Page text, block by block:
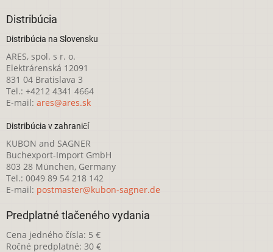
Distribúcia
Distribúcia na Slovensku
ARES, spol. s r. o.
Elektrárenská 12091
831 04 Bratislava 3
Tel.: +4212 4341 4664
E-mail: ares@ares.sk
Distribúcia v zahraničí
KUBON and SAGNER
Buchexport-Import GmbH
803 28 München, Germany
Tel.: 0049 89 54 218 142
E-mail: postmaster@kubon-sagner.de
Predplatné tlačeného vydania
Cena jedného čísla: 5 €
Ročné predplatné: 30 €